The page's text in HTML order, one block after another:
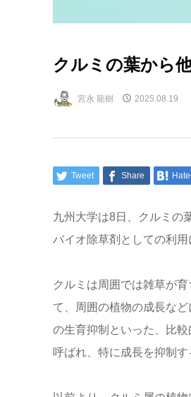
クルミの葉から
宮永 龍樹 2025.08.19
Tweet Share
九州大学は8日、クルミの
バイオ除草剤としての利
クルミは周囲では雑草が
て、周囲の植物の成長な
の生育抑制といった、比
呼ばれ、特に成長を抑制